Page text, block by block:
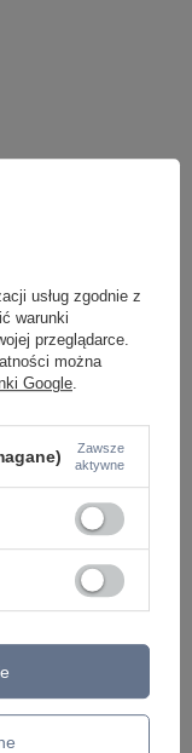
Biały okrągły
PANDINO 40 CCT
AZZARDO AZ6591
369,00 zł / szt.
usług zgodnie z
warunki
przeglądarce.
można
Google.
Zawsze
aktywne